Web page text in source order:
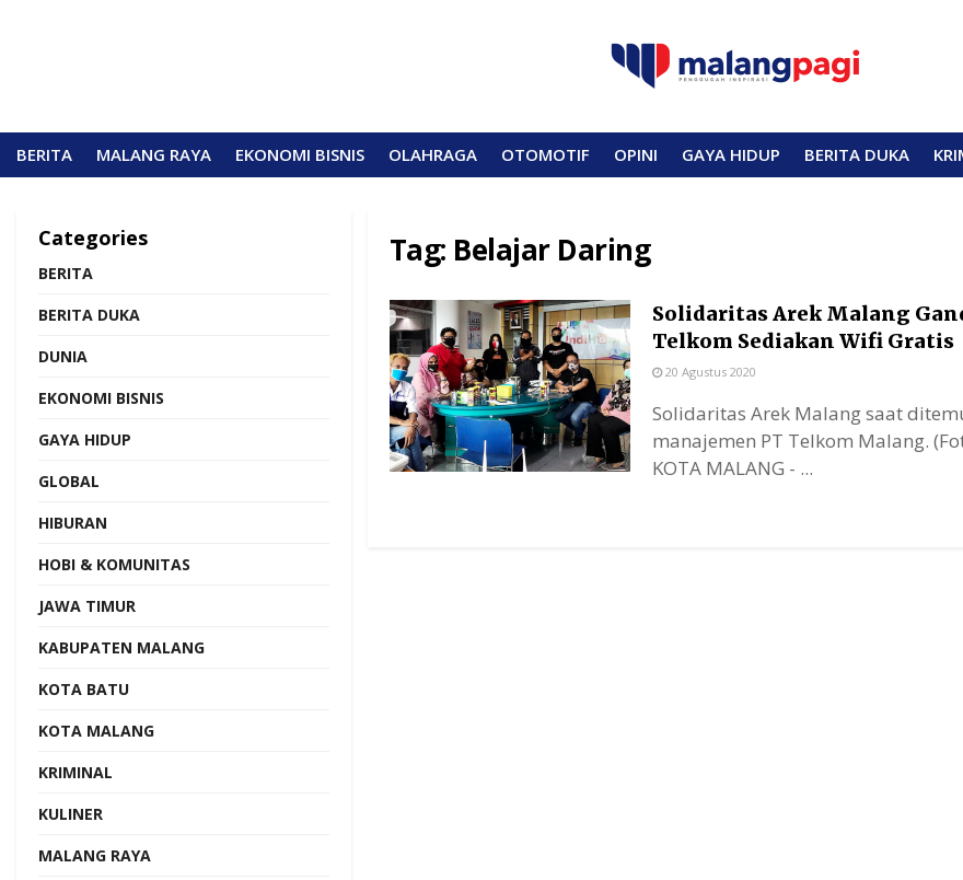
BERITA MALANG RAYA EKONOMI BISNIS OLAHRAGA OTOMOTIF OPINI GAYA HIDUP BERITA DUKA
Tag: Belajar Daring
Solidaritas Arek Malang
Telkom Sediakan Wifi Gratis
20 Agustus 2020
Solidaritas Arek Malang saat
manajemen PT Telkom Malang.
KOTA MALANG - ...
Categories
BERITA
BERITA DUKA
DUNIA
EKONOMI BISNIS
GAYA HIDUP
GLOBAL
HIBURAN
HOBI & KOMUNITAS
JAWA TIMUR
KABUPATEN MALANG
KOTA BATU
KOTA MALANG
KRIMINAL
KULINER
MALANG RAYA